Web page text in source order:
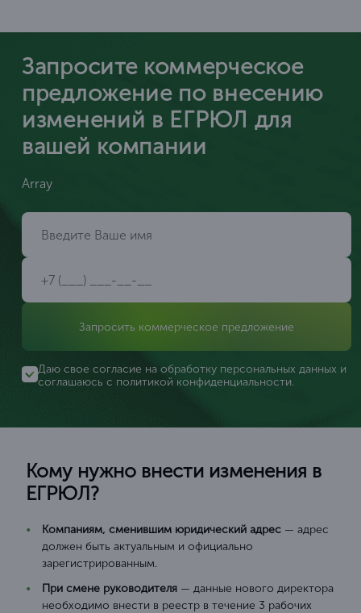
Запросите коммерческое
предложение по внесению
изменений в ЕГРЮЛ для
вашей компании
Array
Запросить коммерческое предложение
Даю свое согласие на обработку персональных данных и
соглашаюсь с политикой конфиденциальности.
Кому нужно внести изменения в
ЕГРЮЛ?
Компаниям, сменившим юридический адрес — адрес
должен быть актуальным и официально
зарегистрированным.
При смене руководителя — данные нового директора
необходимо внести в реестр в течение 3 рабочих